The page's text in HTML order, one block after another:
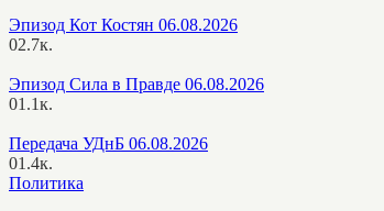
Эпизод Кот Костян 06.08.2026
02.7к.
Эпизод Сила в Правде 06.08.2026
01.1к.
Передача УДнБ 06.08.2026
01.4к.
Политика